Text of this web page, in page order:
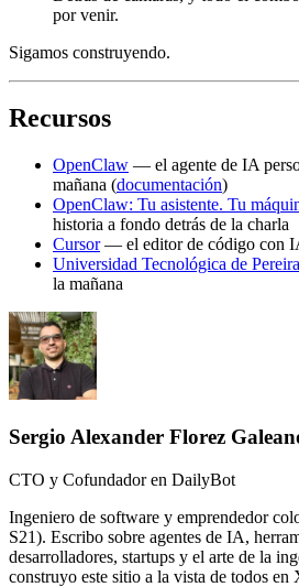
por venir.
Sigamos construyendo.
Recursos
OpenClaw — el agente de IA
mañana (documentación)
OpenClaw: Tu asistente. Tu
historia a fondo detrás de la charla
Cursor— el editor de código con
Universidad Tecnológica de Pereira
la mañana
Sergio Alexander Florez
CTO y Cofundador en DailyBot
Ingeniero de software y emprendedor
S21). Escribo sobre agentes de IA,
desarrolladores, startups y el arte de la
construyo este sitio a la vista de todos